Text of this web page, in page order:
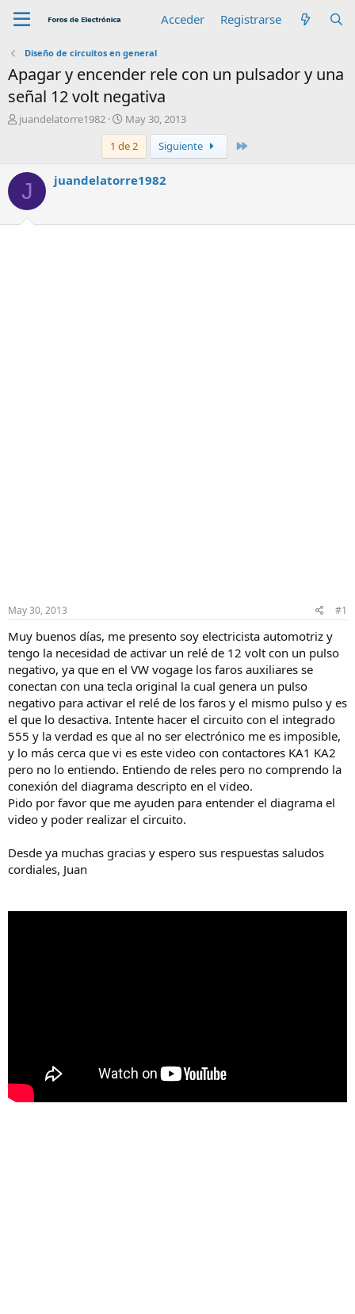
Acceder Registrarse
Diseño de circuitos en general
Apagar y encender rele con un pulsador y una
señal 12 volt negativa
A
r
juandelatorre1982
F
e
c
h
a
d
May 30, 2013
1 de 2
Siguiente
J juandelatorre1982
May 30, 2013 #1
Muy buenos días, me presento soy electricista automotriz y
tengo la necesidad de activar un relé de 12 volt con un pulso
negativo, ya que en el VW vogage los faros auxiliares se
conectan con una tecla original la cual genera un pulso
negativo para activar el relé de los faros y el mismo pulso y es
el que lo desactiva. Intente hacer el circuito con el integrado
555 y la verdad es que al no ser electrónico me es imposible,
y lo más cerca que vi es este video con contactores KA1 KA2
pero no lo entiendo. Entiendo de reles pero no comprendo la
conexión del diagrama descripto en el video.
Pido por favor que me ayuden para entender el diagrama el
video y poder realizar el circuito.
Desde ya muchas gracias y espero sus respuestas saludos
cordiales, Juan